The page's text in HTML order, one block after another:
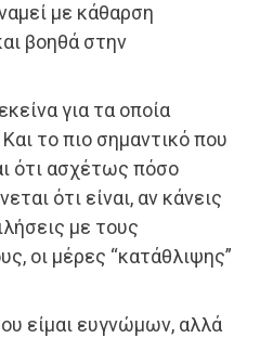
με κάθαρση
βοηθά στην
για τα οποία
το πιο σημαντικό που
ότι ασχέτως πόσο
ότι είναι, αν κάνεις
με τους
οι μέρες “κατάθλιψης”
είμαι ευγνώμων, αλλά